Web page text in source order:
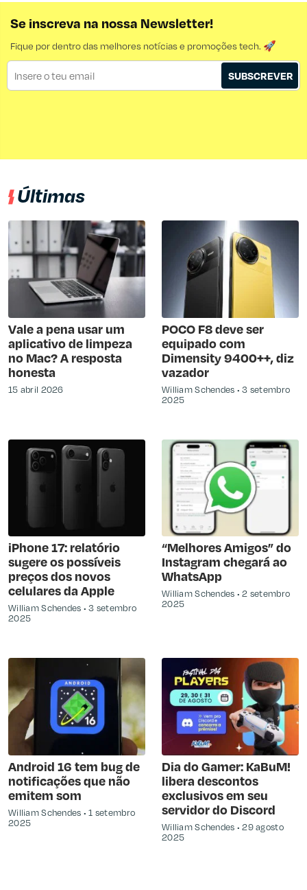
Se inscreva na nossa Newsletter!
Fique por dentro das melhores notícias e promoções tech. 🚀
SUBSCREVER
Últimas
Vale a pena usar um
aplicativo de limpeza
no Mac? A resposta
honesta
15 abril 2026
POCO F8 deve ser
equipado com
Dimensity 9400++, diz
vazador
William Schendes
3 setembro
2025
iPhone 17: relatório
sugere os possíveis
preços dos novos
celulares da Apple
William Schendes
3 setembro
2025
“Melhores Amigos” do
Instagram chegará ao
WhatsApp
William Schendes
2 setembro
2025
Android 16 tem bug de
notificações que não
emitem som
William Schendes
1 setembro
2025
Dia do Gamer: KaBuM!
libera descontos
exclusivos em seu
servidor do Discord
William Schendes
29 agosto
2025